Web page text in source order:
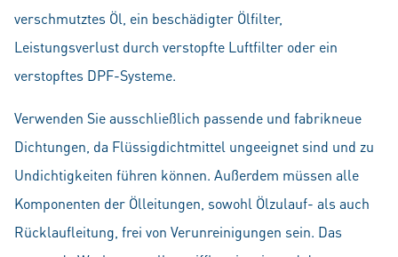
verschmutztes Öl, ein beschädigter Ölfilter,
Leistungsverlust durch verstopfte Luftfilter oder ein
verstopftes DPF-Systeme.
Verwenden Sie ausschließlich passende und fabrikneue
Dichtungen, da Flüssigdichtmittel ungeeignet sind und zu
Undichtigkeiten führen können. Außerdem müssen alle
Komponenten der Ölleitungen, sowohl Ölzulauf- als auch
Rücklaufleitung, frei von Verunreinigungen sein. Das